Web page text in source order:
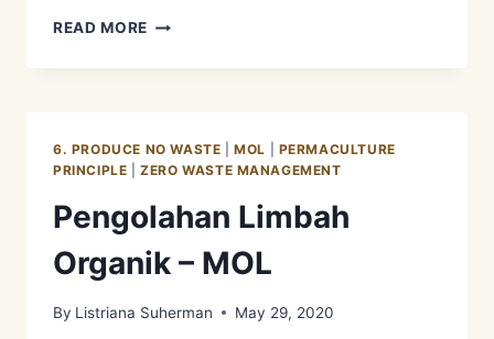
READ MORE PENGOLAHAN
ORGANIK
6. PRODUCE NO WASTE |MOL
PERMACULTURE
PRINCIPLE |ZERO WASTE MANAGEMENT
Pengolahan Limbah
Organik – MOL
By Listriana Suherman May 29, 2020